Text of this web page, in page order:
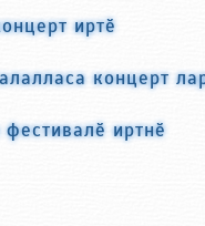
иртӗ
концерт
иртнӗ